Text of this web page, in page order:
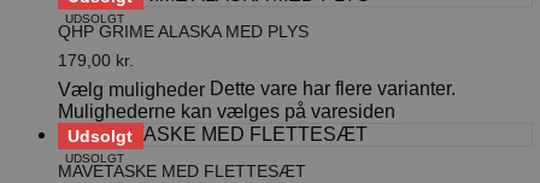
UDSOLGT
QHP GRIME ALASKA MED PLYS
179,00 kr.
Vælg muligheder Dette vare har flere varianter.
Mulighederne kan vælges på varesiden
Udsolgt
UDSOLGT
MAVETASKE MED FLETTESÆT